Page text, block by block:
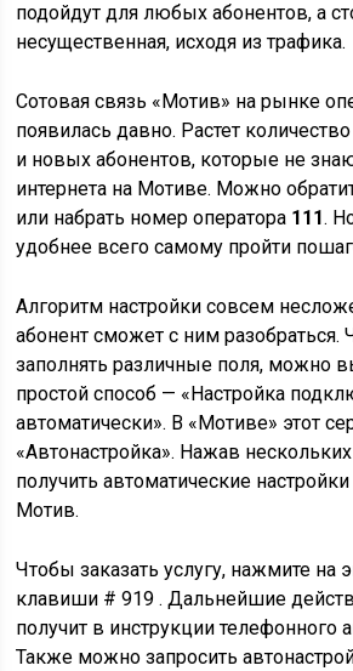
подойдут для любых абонентов, а
несущественная, исходя из трафика.
Сотовая связь «Мотив» на рынке
появилась давно. Растет
и новых абонентов, которые не
интернета на Мотиве. Можно
или набрать номер оператора 111.
удобнее всего самому пройти
Алгоритм настройки совсем
абонент сможет с ним разобраться.
заполнять различные поля, можно
простой способ — «Настройка
автоматически». В «Мотиве» этот
«Автонастройка». Нажав
получить автоматические
Мотив.
Чтобы заказать услугу, нажмите на
клавиши # 919 . Дальнейшие
получит в инструкции телефонного
Также можно запросить